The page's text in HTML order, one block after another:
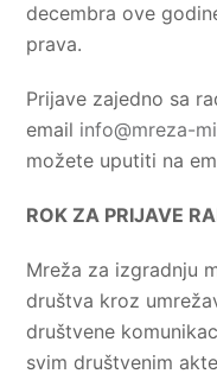
decembra ove
prava.
Prijave zajedno sa
email info@mreza-
možete uputiti na
ROK ZA PRIJAVE
Mreža za izgradnju
društva kroz
društvene
svim društvenim